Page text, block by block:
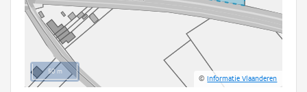
50 m
©Informatie Vlaanderen